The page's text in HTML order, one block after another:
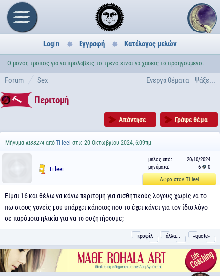
Login Εγγραφή Κατάλογος μελών
Ο μόνος τρόπος για να προλάβεις το τρένο είναι να χάσεις το προηγούμενο.
Ενεργά θέματα Ψάξε...
Forum Sex
Περιτομή
Απάντησε Γράψε θέμα
Μήνυμα #188274 από Ti leei στις 20 Οκτωβρίου 2024, 6:09πμ
Ti leei
μέλος από:
20/10/2024
μηνύματα:
6
0
Δώρο στον Ti leei
Είμαι 16 και θέλω να κάνω περιτομή για αισθητικούς λόγους χωρίς να το
πω στους γονείς μου υπάρχει κάποιος που το έχει κάνει για τον ίδιο λόγο
σε παρόμοια ηλικία για να το συζητήσουμε;
προφίλ άλλα... ˵quote˶